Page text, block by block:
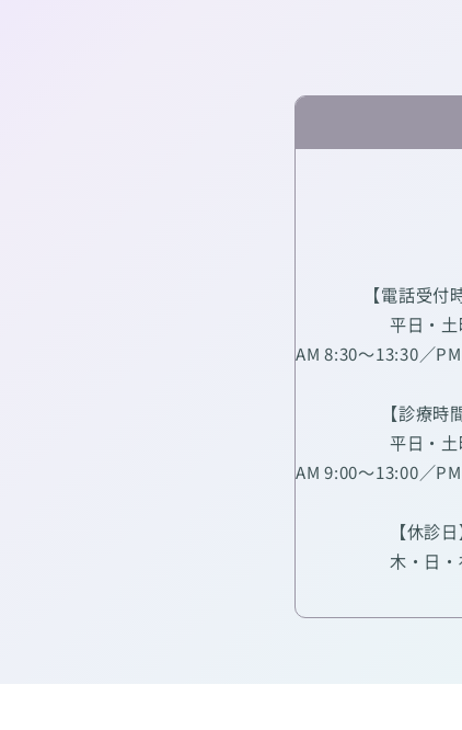
【電話受付
平日・土
AM 8:30～13:30／
【診療時
平日・土
AM 9:00～13:00／
【休診日
木・日